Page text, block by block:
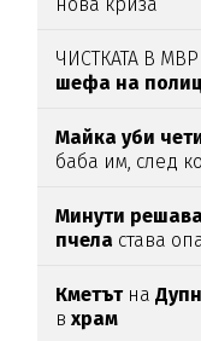
ЧИСТКАТА В
шефа на
Майка уби
баба им, след
Минути
пчела става
Кметът на
вхрам